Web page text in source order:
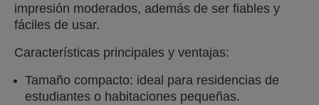
impresión moderados, además de ser fiables y
fáciles de usar.
Características principales y ventajas:
Tamaño compacto: ideal para residencias de
estudiantes o habitaciones pequeñas.